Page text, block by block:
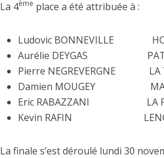
La 4ème place a été attribuée à :
Ludovic BONNEVILLE
Aurélie DEYGAS
Pierre NEGREVERGNE LA
Damien MOUGEY
Eric RABAZZANI LA
Kevin RAFIN
La finale s’est déroulé lundi 30